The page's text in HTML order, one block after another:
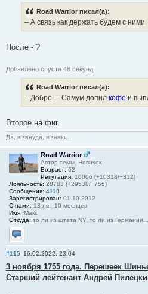
Road Warrior писал(а):
– А связь как держать будем с ними
После - ?
Добавлено спустя 48 секунд:
Road Warrior писал(а):
– Добро. – Самум допил кофе и
Второе на фиг.
Да, я зануда, я знаю...
Road Warrior
Автор темы, Новичок
Возраст: 62
Репутация: 10006 (+10318/−312)
Лояльность: 28783 (+29538/−755)
Сообщения: 4118
Зарегистрирован: 01.10.2012
С нами: 13 лет 10 месяцев
Имя: Макс
Откуда: то ли из штата NY, то ли из Германии...
Отправить личное сообщение
#115 16.02.2022, 23:04
3 ноября 1755 года. Перешеек
Старший лейтенант Андрей